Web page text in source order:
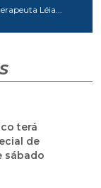
Léia...
terá
de
sábado